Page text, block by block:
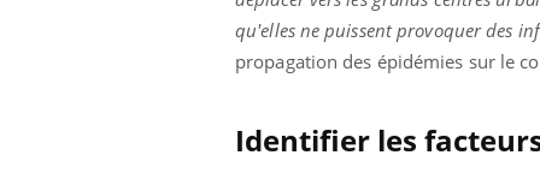
qu'elles ne puissent provoquer des
propagation des épidémies sur le
Identifier les